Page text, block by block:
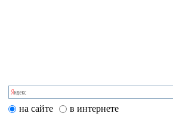
на сайте в интернете